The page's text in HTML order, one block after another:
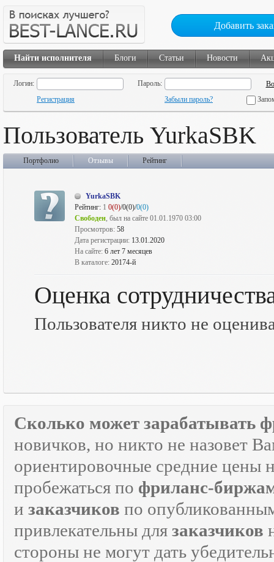
Добавить
Найти исполнителя Блоги Статьи Новости
Логин:
Пароль:
Регистрация
Забыли пароль?
Пользователь YurkaSBK
Портфолио Отзывы Рейтинг
YurkaSBK
Рейтинг: 1 0(0)/0(0)/0(0)
Свободен, был на сайте 01.01.1970 03:00
Просмотров: 58
Дата регистрации: 13.01.2020
На сайте: 6 лет 7 месяцев
В каталоге: 20174-й
Оценка
Пользователя никто не
Сколько может зарабатывать
новичков, но никто не назовет
ориентировочные средние цены
пробежаться по фриланс-
и заказчиков по
привлекательны для заказчиков
стороны не могут дать